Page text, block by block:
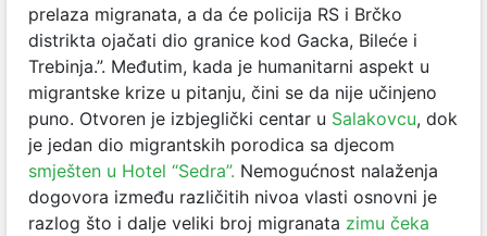
prelaza migranata, a da će policija RS i Brčko
distrikta ojačati dio granice kod Gacka, Bileće i
Trebinja.”. Međutim, kada je humanitarni aspekt u
migrantske krize u pitanju, čini se da nije učinjeno
puno. Otvoren je izbjeglički centar u Salakovcu, dok
je jedan dio migrantskih porodica sa djecom
smješten u Hotel “Sedra”. Nemogućnost nalaženja
dogovora između različitih nivoa vlasti osnovni je
razlog što i dalje veliki broj migranata zimu čeka